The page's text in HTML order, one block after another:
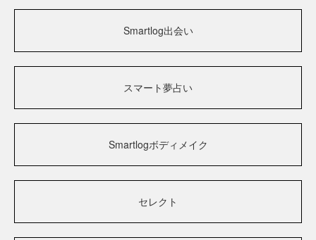
Smartlog出会い
スマート夢占い
Smartlogボディメイク
セレクト